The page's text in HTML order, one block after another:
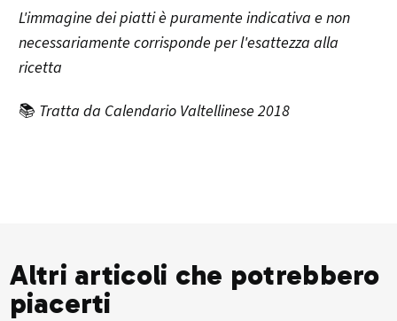
L'immagine dei piatti è puramente indicativa e non
necessariamente corrisponde per l'esattezza alla
ricetta
📚 Tratta da Calendario Valtellinese 2018
Altri articoli che potrebbero
piacerti